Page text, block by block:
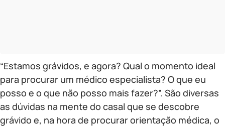
“Estamos grávidos, e agora? Qual o momento ideal
para procurar um médico especialista? O que eu
posso e o que não posso mais fazer?”. São diversas
as dúvidas na mente do casal que se descobre
grávido e, na hora de procurar orientação médica, o